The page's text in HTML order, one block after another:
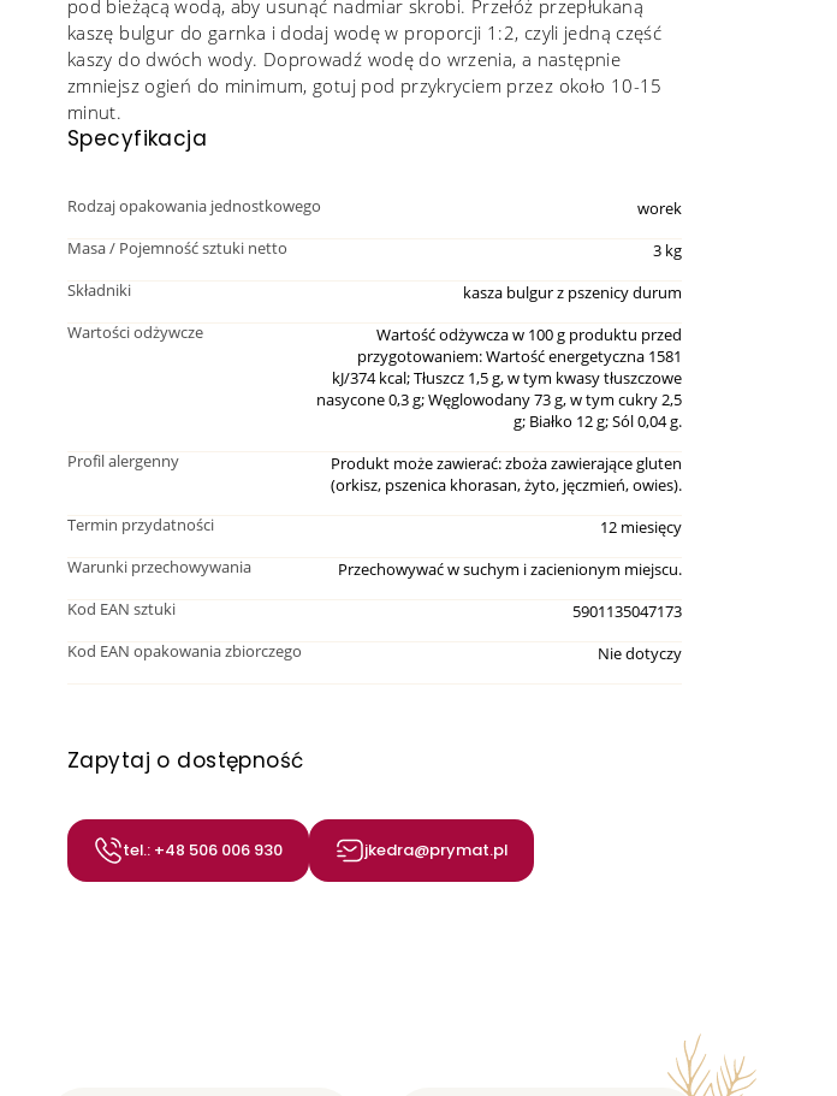
pod bieżącą wodą, aby usunąć nadmiar skrobi. Przełóż przepłukaną
kaszę bulgur do garnka i dodaj wodę w proporcji 1:2, czyli jedną część
kaszy do dwóch wody. Doprowadź wodę do wrzenia, a następnie
zmniejsz ogień do minimum, gotuj pod przykryciem przez około 10-15
minut.
Specyfikacja
Rodzaj opakowania jednostkowego
worek
Masa / Pojemność sztuki netto
3 kg
Składniki
kasza bulgur z pszenicy durum
Wartości odżywcze
Wartość odżywcza w 100 g produktu przed
przygotowaniem: Wartość energetyczna 1581
kJ/374 kcal; Tłuszcz 1,5 g, w tym kwasy tłuszczowe
nasycone 0,3 g; Węglowodany 73 g, w tym cukry 2,5
g; Białko 12 g; Sól 0,04 g.
Profil alergenny
Produkt może zawierać: zboża zawierające gluten
(orkisz, pszenica khorasan, żyto, jęczmień, owies).
Termin przydatności
12 miesięcy
Warunki przechowywania
Przechowywać w suchym i zacienionym miejscu.
Kod EAN sztuki
5901135047173
Kod EAN opakowania zbiorczego
Nie dotyczy
Zapytaj o dostępność
tel.: +48 506 006 930 jkedra@prymat.pl